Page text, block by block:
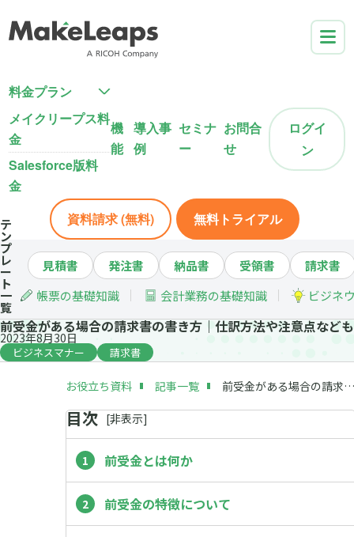
料金プラン
メイクリープス料
金
Salesforce版料
金
機
能
導入事
例
セミナ
ー
お問合
せ
ログイ
ン
資料請求 (無料) 無料トライアル
テ
ン
プ
レ
ー
ト
一
覧
見積書 発注書 納品書 受領書
請求書
帳票の基礎知識
会計業務の基礎知識 ビジネ
前受金がある場合の請求書の書き方｜仕訳方法や注意点など
2023年8月30日
ビジネスマナー 請求書
お役立ち資料 記事一覧 前受金がある場合の請求書の書き方｜仕訳方法や注意点なども解説
目次 [非表示]
前受金とは何か
前受金の特徴について